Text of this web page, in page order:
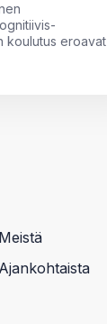
koulutus eroavat
Meistä
Ajankohtaista